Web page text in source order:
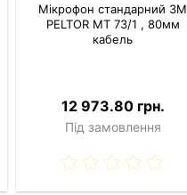
Мікрофон стандарний 3M
PELTOR MT 73/1 , 80мм
кабель
12 973.80 грн.
Під замовлення